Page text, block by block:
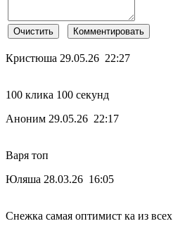
Кристюша 29.05.26 22:27
100 клика 100 секунд
Аноним 29.05.26 22:17
Варя топ
Юляша 28.03.26 16:05
Снежка самая оптимист ка из всех